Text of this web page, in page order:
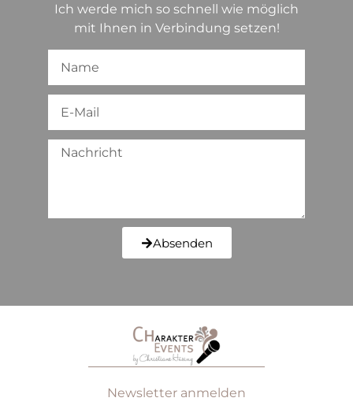
Ich werde mich so schnell wie möglich
mit Ihnen in Verbindung setzen!
Absenden
Newsletter anmelden